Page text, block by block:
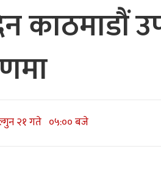
२१ गते ०५:०० बजे